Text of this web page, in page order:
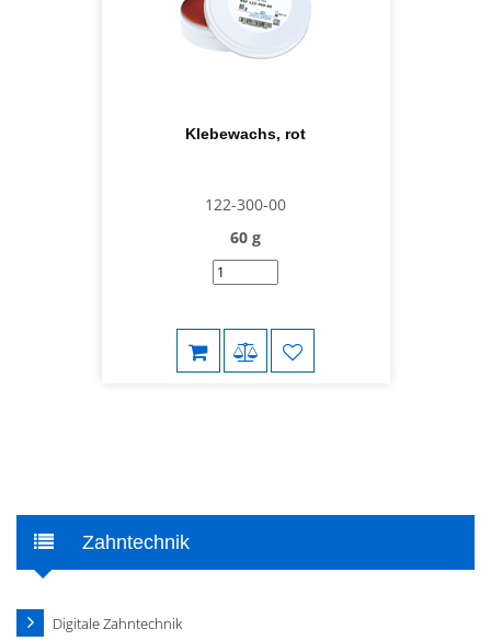
Klebewachs, rot
122-300-00
60 g
Zahntechnik
Digitale Zahntechnik